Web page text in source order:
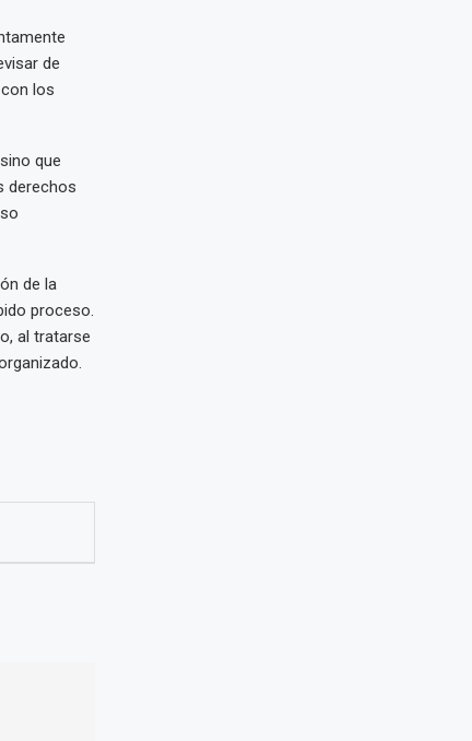
de
los
que
derechos
de la
proceso.
al tratarse